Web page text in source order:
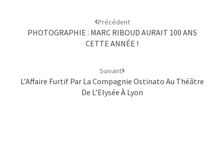
Précédent
PHOTOGRAPHIE : MARC RIBOUD AURAIT 100 ANS
CETTE ANNÉE !
Suivant
L’Affaire Furtif Par La Compagnie Ostinato Au Théâtre
De L’Elysée À Lyon